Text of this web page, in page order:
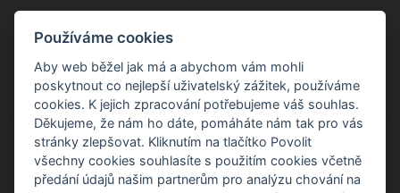
+420 777 850 465
Používáme cookies
Aby web běžel jak má a abychom vám mohli
poskytnout co nejlepší uživatelský zážitek, používáme
cookies. K jejich zpracování potřebujeme váš souhlas.
Děkujeme, že nám ho dáte, pomáháte nám tak pro vás
stránky zlepšovat. Kliknutím na tlačítko Povolit
všechny cookies souhlasíte s použitím cookies včetně
předání údajů našim partnerům pro analýzu chování na